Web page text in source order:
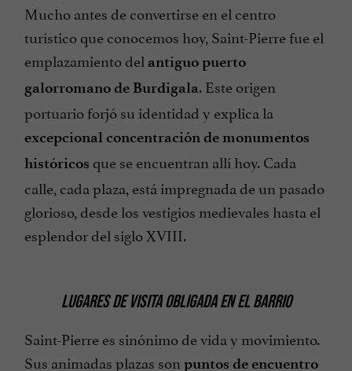
Mucho antes de convertirse en el centro
turístico que conocemos hoy, Saint-Pierre fue el
emplazamiento del antiguo puerto
galorromano de Burdigala. Este origen
portuario forjó su identidad y explica la
excepcional concentración de monumentos
históricos que se encuentran allí hoy. Cada
calle, cada plaza, está impregnada de un pasado
glorioso, desde los vestigios medievales hasta el
esplendor del siglo XVIII.
LUGARES DE VISITA OBLIGADA EN EL BARRIO
Saint-Pierre es sinónimo de vida y movimiento.
Sus animadas plazas son puntos de encuentro